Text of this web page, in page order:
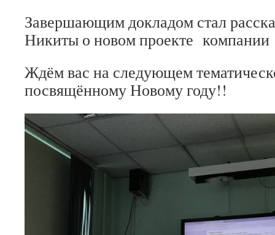
Завершающим докладом стал
Никиты о новом проекте
Ждём вас на следующем
посвящённому Новому году!!